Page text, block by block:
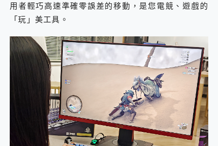
用者輕巧高速準確零誤差的移動，是您電競、遊戲的
「玩」美工具。